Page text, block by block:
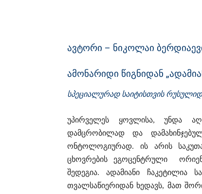
ავტორი – ნიკოლაი
ამონარიდი წიგნიდან
სპეციალურად საიტისთვის
უპირველეს ყოვლისა, უნდა
დამცრობილად და
ონტოლოგიურად. ის არის
ცხოვრების ეგოცენტრული
შედეგია. ადამიანი ჩაკეტილია
თვალსაწიერიდან ხედავს, მათ